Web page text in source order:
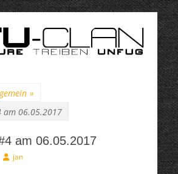
ATU-Clan
»
am 06.05.2017
am 06.05.2017
Autor
jan